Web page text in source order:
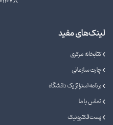
لینک‌های مفید
کتابخانه مرکزی
چارت سازمانی
برنامه استراتژیک دانشگاه
تماس با ما
پست الکترونیک